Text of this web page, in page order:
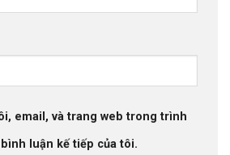
email, và trang web trong trình
luận kế tiếp của tôi.